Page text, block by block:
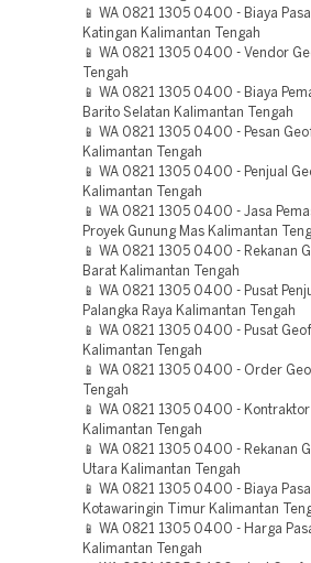
📱 WA 0821 1305 0400 - Biaya
Katingan Kalimantan Tengah
📱 WA 0821 1305 0400 - Vendor
Tengah
📱 WA 0821 1305 0400 - Biaya
Barito Selatan Kalimantan Tengah
📱 WA 0821 1305 0400 - Pesan
Kalimantan Tengah
📱 WA 0821 1305 0400 - Penjual
Kalimantan Tengah
📱 WA 0821 1305 0400 - Jasa
Proyek Gunung Mas Kalimantan
📱 WA 0821 1305 0400 - Rekanan
Barat Kalimantan Tengah
📱 WA 0821 1305 0400 - Pusat
Palangka Raya Kalimantan Tengah
📱 WA 0821 1305 0400 - Pusat
Kalimantan Tengah
📱 WA 0821 1305 0400 - Order
Tengah
📱 WA 0821 1305 0400 -
Kalimantan Tengah
📱 WA 0821 1305 0400 - Rekanan
Utara Kalimantan Tengah
📱 WA 0821 1305 0400 - Biaya
Kotawaringin Timur Kalimantan
📱 WA 0821 1305 0400 - Harga
Kalimantan Tengah